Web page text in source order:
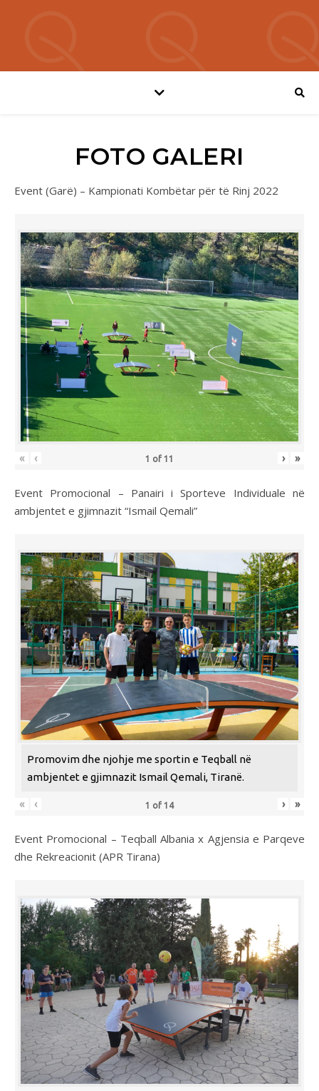
FOTO GALERI
Event (Garë) – Kampionati Kombëtar për të Rinj 2022
« ‹ 1 of 11 › »
Event Promocional – Panairi i Sporteve Individuale në
ambjentet e gjimnazit “Ismail Qemali”
Promovim dhe njohje me sportin e Teqball në
ambjentet e gjimnazit Ismail Qemali, Tiranë.
« ‹ 1 of 14 › »
Event Promocional – Teqball Albania x Agjensia e Parqeve
dhe Rekreacionit (APR Tirana)